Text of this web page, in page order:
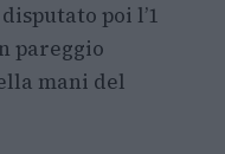
poi l’1
pareggio
mani del